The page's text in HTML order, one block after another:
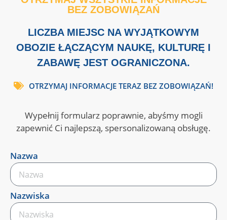
BEZ ZOBOWIĄZAŃ
LICZBA MIEJSC NA WYJĄTKOWYM
OBOZIE ŁĄCZĄCYM NAUKĘ, KULTURĘ I
ZABAWĘ JEST OGRANICZONA.
OTRZYMAJ INFORMACJE TERAZ BEZ ZOBOWIĄZAŃ!
Wypełnij formularz poprawnie, abyśmy mogli
zapewnić Ci najlepszą, spersonalizowaną obsługę.
Nazwa
Nazwiska